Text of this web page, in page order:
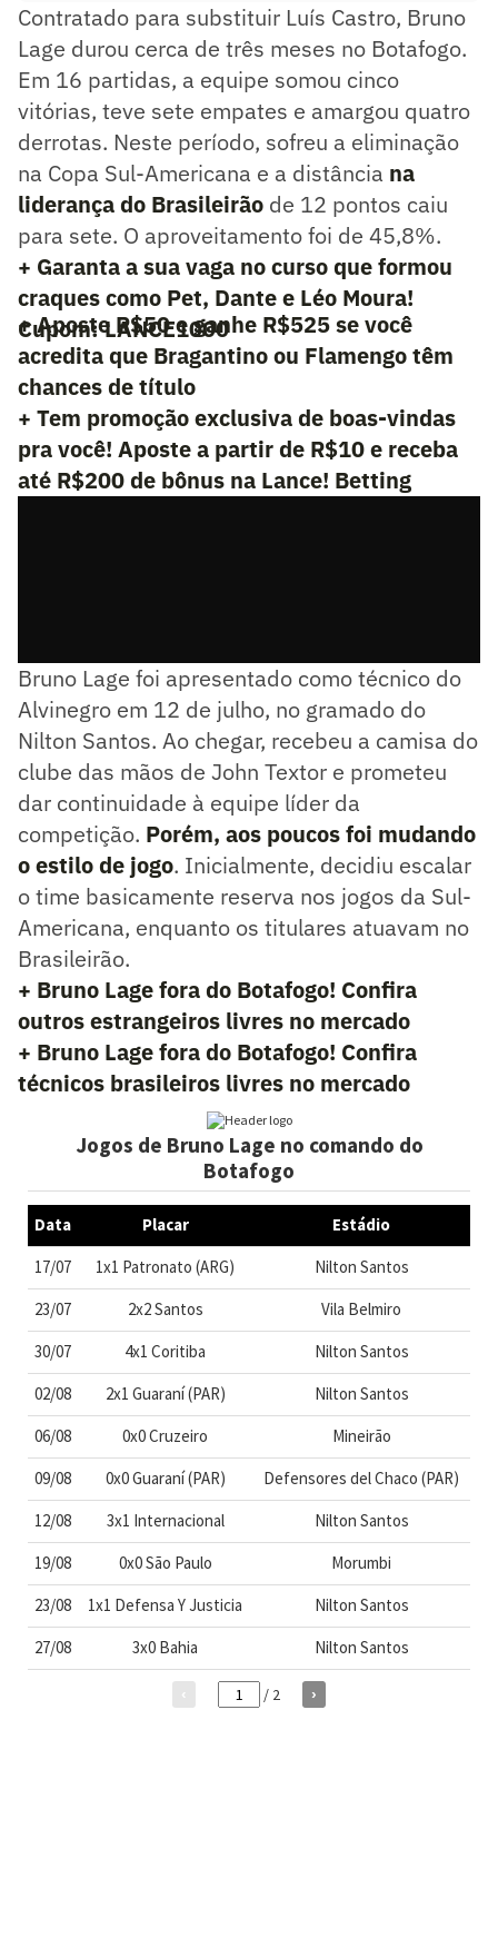
Contratado para substituir Luís Castro, Bruno
Lage durou cerca de três meses no Botafogo.
Em 16 partidas, a equipe somou cinco
vitórias, teve sete empates e amargou quatro
derrotas. Neste período, sofreu a eliminação
na Copa Sul-Americana e a distância na
liderança do Brasileirão de 12 pontos caiu
para sete. O aproveitamento foi de 45,8%.
+ Garanta a sua vaga no curso que formou
craques como Pet, Dante e Léo Moura!
Cupom: LANCE1000
+ Aposte R$50 e ganhe R$525 se você
acredita que Bragantino ou Flamengo têm
chances de título
+ Tem promoção exclusiva de boas-vindas
pra você! Aposte a partir de R$10 e receba
até R$200 de bônus na Lance! Betting
Bruno Lage foi apresentado como técnico do
Alvinegro em 12 de julho, no gramado do
Nilton Santos. Ao chegar, recebeu a camisa do
clube das mãos de John Textor e prometeu
dar continuidade à equipe líder da
competição. Porém, aos poucos foi mudando
o estilo de jogo. Inicialmente, decidiu escalar
o time basicamente reserva nos jogos da Sul-
Americana, enquanto os titulares atuavam no
Brasileirão.
+ Bruno Lage fora do Botafogo! Confira
outros estrangeiros livres no mercado
+ Bruno Lage fora do Botafogo! Confira
técnicos brasileiros livres no mercado